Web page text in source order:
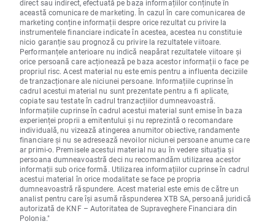
direct sau indirect, efectuată pe baza informațiilor conținute în
această comunicare de marketing. În cazul în care comunicarea de
marketing conține informații despre orice rezultat cu privire la
instrumentele financiare indicate în acestea, acestea nu constituie
nicio garanție sau prognoză cu privire la rezultatele viitoare.
Performanțele anterioare nu indică neapărat rezultatele viitoare și
orice persoană care acționează pe baza acestor informații o face pe
propriul risc. Acest material nu este emis pentru a influenta deciziile
de tranzacționare ale niciunei persoane. Informațiile cuprinse în
cadrul acestui material nu sunt prezentate pentru a fi aplicate,
copiate sau testate în cadrul tranzacțiilor dumneavoastră.
Informațiile cuprinse în cadrul acestui material sunt emise în baza
experienței proprii a emitentului și nu reprezintă o recomandare
individuală, nu vizează atingerea anumitor obiective, randamente
financiare și nu se adresează nevoilor niciunei persoane anume care
ar primi-o. Premisele acestui material nu au în vedere situația și
persoana dumneavoastră deci nu recomandăm utilizarea acestor
informații sub orice formă. Utilizarea informațiilor cuprinse în cadrul
acestui material în orice modalitate se face pe propria
dumneavoastră răspundere. Acest material este emis de către un
analist pentru care își asumă răspunderea XTB SA, persoană juridică
autorizată de KNF – Autoritatea de Supraveghere Financiara din
Polonia."